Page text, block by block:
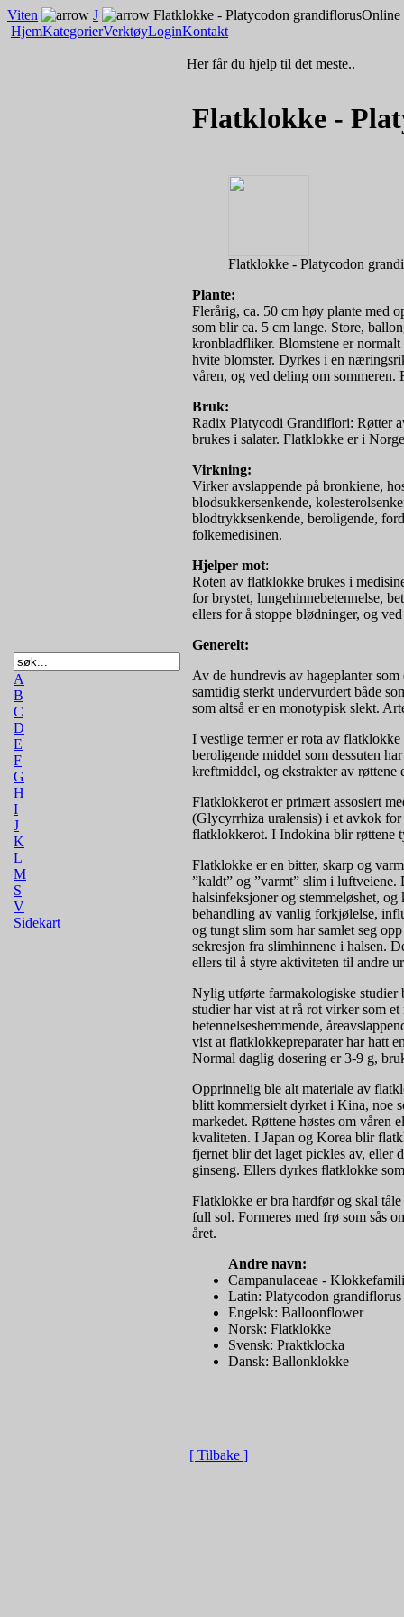
Viten J Flatklokke - Platycodon grandiflorusOnline
HjemKategorierVerktøyLoginKontakt
A
B
C
D
E
F
G
H
I
J
K
L
M
S
V
Sidekart
Her får du hjelp til det meste..
Flatklokke -
Flatklokke - Platycodon
Plante:
Flerårig, ca. 50 cm høy plante med
som blir ca. 5 cm lange. Store,
kronbladfliker. Blomstene er
hvite blomster. Dyrkes i en
våren, og ved deling om sommeren.
Bruk:
Radix Platycodi Grandiflori: Røtter
brukes i salater. Flatklokke er i
Virkning:
Virker avslappende på bronkiene,
blodsukkersenkende,
blodtrykksenkende, beroligende,
folkemedisinen.
Hjelper mot:
Roten av flatklokke brukes i
for brystet, lungehinnebetennelse,
ellers for å stoppe blødninger, og
Generelt:
Av de hundrevis av hageplanter
samtidig sterkt undervurdert både
som altså er en monotypisk slekt.
I vestlige termer er rota av flatklokke
beroligende middel som dessuten
kreftmiddel, og ekstrakter av
Flatklokkerot er primært assosiert
(Glycyrrhiza uralensis) i et avkok for
flatklokkerot. I Indokina blir røttene
Flatklokke er en bitter, skarp og
”kaldt” og ”varmt” slim i
halsinfeksjoner og stemmeløshet,
behandling av vanlig forkjølelse,
og tungt slim som har samlet seg
sekresjon fra slimhinnene i halsen.
ellers til å styre aktiviteten til andre
Nylig utførte farmakologiske studier
studier har vist at rå rot virker som
betennelseshemmende,
vist at flatklokkepreparater har hatt
Normal daglig dosering er 3-9 g,
Opprinnelig ble alt materiale av
blitt kommersielt dyrket i Kina, noe
markedet. Røttene høstes om våren
kvaliteten. I Japan og Korea blir
fjernet blir det laget pickles av, eller
ginseng. Ellers dyrkes flatklokke
Flatklokke er bra hardfør og skal
full sol. Formeres med frø som sås
året.
Andre navn:
Campanulaceae -
Latin: Platycodon grandiflorus
Engelsk: Balloonflower
Norsk: Flatklokke
Svensk: Praktklocka
Dansk: Ballonklokke
[ Tilbake ]